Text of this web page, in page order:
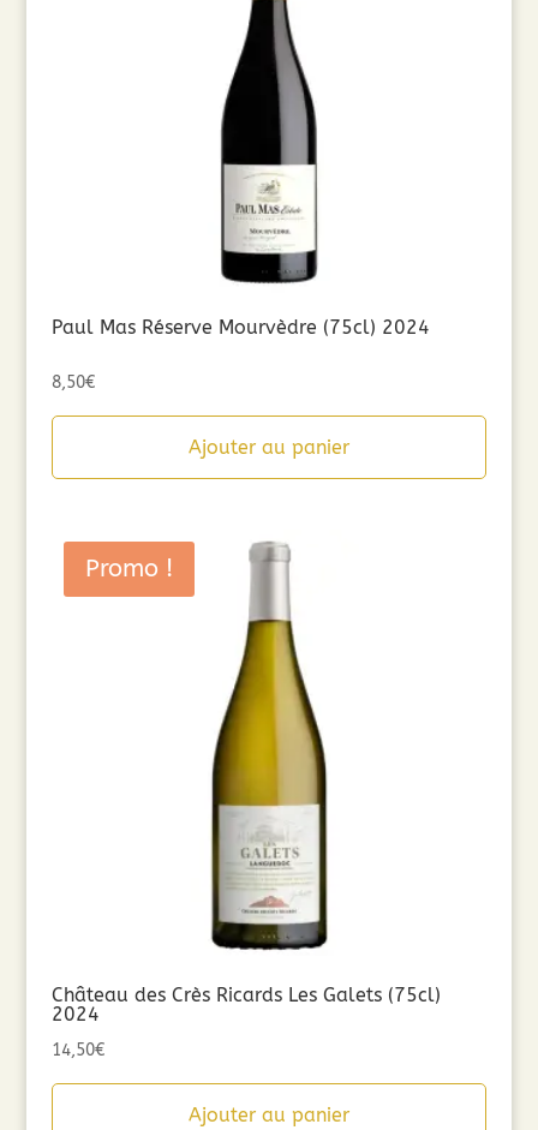
Paul Mas Réserve Mourvèdre (75cl) 2024
8,50€
Ajouter au panier
Promo !
Château des Crès Ricards Les Galets (75cl)
2024
14,50€
Ajouter au panier